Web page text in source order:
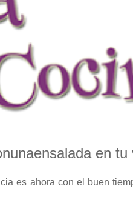
en tu
es ahora con el buen